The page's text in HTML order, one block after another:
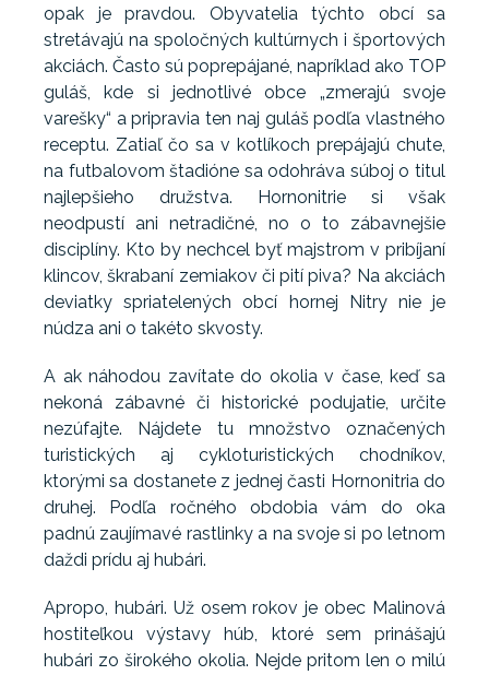
opak je pravdou. Obyvatelia týchto obcí sa
stretávajú na spoločných kultúrnych i športových
akciách. Často sú poprepájané, napríklad ako TOP
guláš, kde si jednotlivé obce „zmerajú svoje
varešky“ a pripravia ten naj guláš podľa vlastného
receptu. Zatiaľ čo sa v kotlíkoch prepájajú chute,
na futbalovom štadióne sa odohráva súboj o titul
najlepšieho družstva. Hornonitrie si však
neodpustí ani netradičné, no o to zábavnejšie
disciplíny. Kto by nechcel byť majstrom v pribíjaní
klincov, škrabaní zemiakov či pití piva? Na akciách
deviatky spriatelených obcí hornej Nitry nie je
núdza ani o takéto skvosty.
A ak náhodou zavítate do okolia v čase, keď sa
nekoná zábavné či historické podujatie, určite
nezúfajte. Nájdete tu množstvo označených
turistických aj cykloturistických chodníkov,
ktorými sa dostanete z jednej časti Hornonitria do
druhej. Podľa ročného obdobia vám do oka
padnú zaujímavé rastlinky a na svoje si po letnom
daždi prídu aj hubári.
Apropo, hubári. Už osem rokov je obec Malinová
hostiteľkou výstavy húb, ktoré sem prinášajú
hubári zo širokého okolia. Nejde pritom len o milú